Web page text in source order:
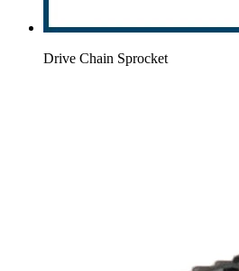
Drive Chain Sprocket